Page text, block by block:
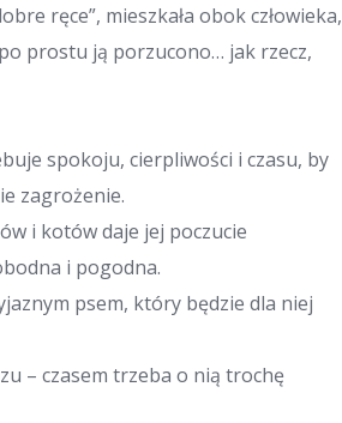
ręce”, mieszkała obok człowieka,
prostu ją porzucono… jak rzecz,
spokoju, cierpliwości i czasu, by
zagrożenie.
i kotów daje jej poczucie
i pogodna.
psem, który będzie dla niej
– czasem trzeba o nią trochę